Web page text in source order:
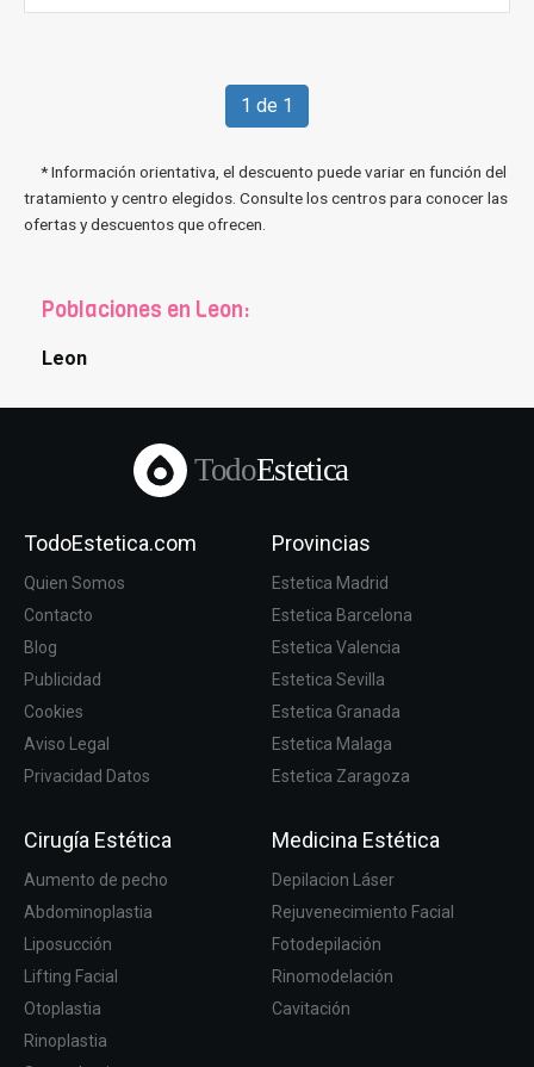
1 de 1
* Información orientativa, el descuento puede variar en función del
tratamiento y centro elegidos. Consulte los centros para conocer las
ofertas y descuentos que ofrecen.
Poblaciones en Leon:
Leon
TodoEstetica
TodoEstetica.com
Quien Somos
Contacto
Blog
Publicidad
Cookies
Aviso Legal
Privacidad Datos
Provincias
Estetica Madrid
Estetica Barcelona
Estetica Valencia
Estetica Sevilla
Estetica Granada
Estetica Malaga
Estetica Zaragoza
Cirugía Estética
Aumento de pecho
Abdominoplastia
Liposucción
Lifting Facial
Otoplastia
Rinoplastia
Medicina Estética
Depilacion Láser
Rejuvenecimiento Facial
Fotodepilación
Rinomodelación
Cavitación